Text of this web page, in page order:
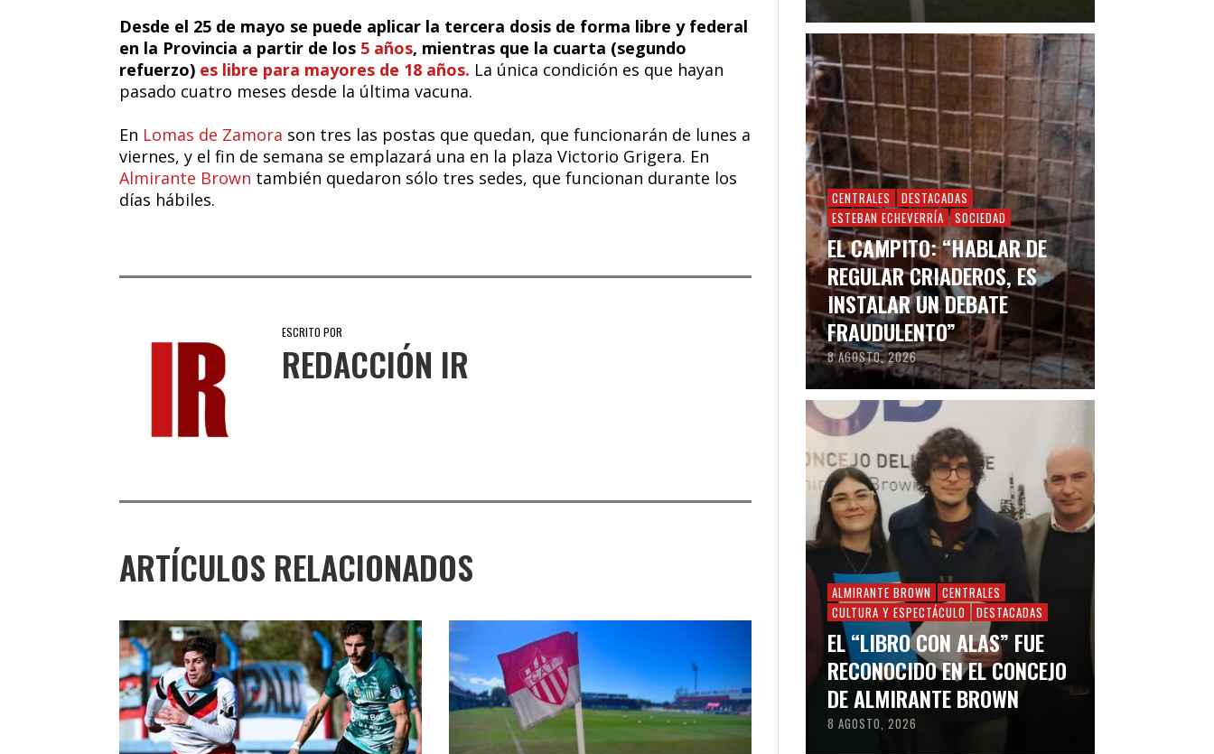
Desde el 25 de mayo se puede aplicar la tercera dosis de forma libre y federal
en la Provincia a partir de los 5 años, mientras que la cuarta (segundo
refuerzo) es libre para mayores de 18 años. La única condición es que hayan
pasado cuatro meses desde la última vacuna.
En Lomas de Zamora son tres las postas que quedan, que funcionarán de lunes a
viernes, y el fin de semana se emplazará una en la plaza Victorio Grigera. En
Almirante Brown también quedaron sólo tres sedes, que funcionan durante los
días hábiles.
ESCRITO POR
REDACCIÓN IR
ARTÍCULOS RELACIONADOS
CENTRALES
DESTACADAS
ESTEBAN ECHEVERRÍA
SOCIEDAD
EL CAMPITO: “HABLAR DE
REGULAR CRIADEROS, ES
INSTALAR UN DEBATE
FRAUDULENTO”
8 AGOSTO, 2026
ALMIRANTE BROWN
CENTRALES
CULTURA Y ESPECTÁCULO
DESTACADAS
EL “LIBRO CON ALAS” FUE
RECONOCIDO EN EL CONCEJO
DE ALMIRANTE BROWN
8 AGOSTO, 2026